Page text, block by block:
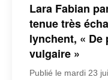
Lara Fabian
tenue très
lynchent, « De
vulgaire »
Publié le mardi 23